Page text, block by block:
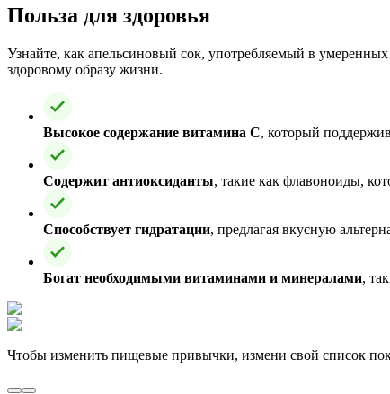
Польза для здоровья
Узнайте, как апельсиновый сок, употребляемый в
здоровому образу жизни.
Высокое содержание витамина C, который
Содержит антиоксиданты, такие как флавоноиды,
Способствует гидратации, предлагая вкусную
Богат необходимыми витаминами и минералами,
Чтобы изменить пищевые привычки, измени свой список